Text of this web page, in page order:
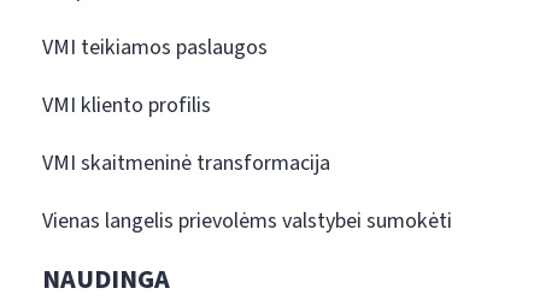
VMI teikiamos paslaugos
VMI kliento profilis
VMI skaitmeninė transformacija
Vienas langelis prievolėms valstybei sumokėti
NAUDINGA